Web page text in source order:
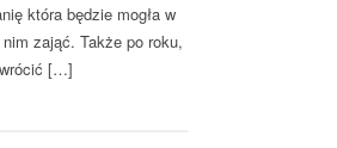
która będzie mogła w
zająć. Także po roku,
[…]